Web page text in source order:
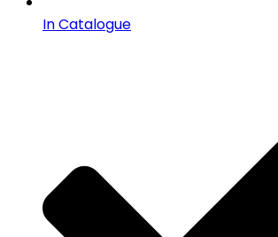
In Catalogue